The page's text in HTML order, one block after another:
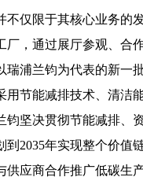
不仅限于其核心业务的
厂，通过展厅参观、合
浦兰钧为代表的新一
用节能减排技术、清
钧坚决贯彻节能减排、
2035年实现整个价
供应商合作推广低碳生